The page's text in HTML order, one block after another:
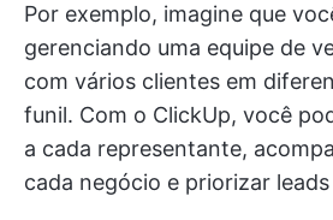
Por exemplo, imagine que
gerenciando uma equipe de
com vários clientes em
funil. Com o ClickUp, você
a cada representante,
cada negócio e priorizar